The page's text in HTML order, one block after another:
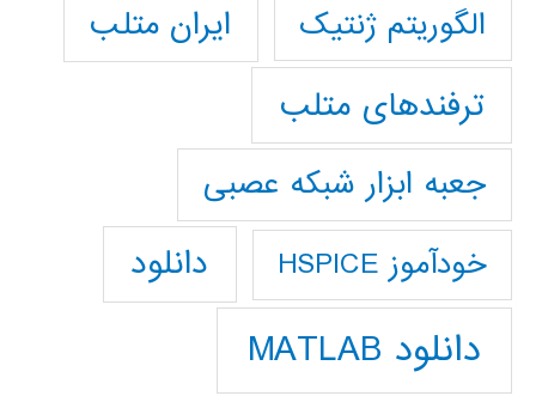
الگوریتم ژنتیک
ایران متلب
ترفندهای متلب
جعبه ابزار شبکه عصبی
خودآموز HSPICE دانلود
دانلود MATLAB